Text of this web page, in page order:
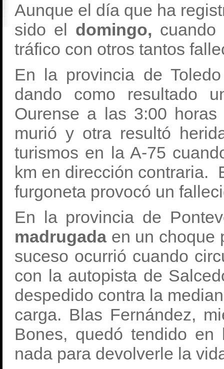
Aunque el día que ha
sido el domingo,
tráfico con otros tantos
En la provincia de
dando como resultado
Ourense a las 3:00
murió y otra resultó
turismos en la A-75
km en dirección contraria.
furgoneta provocó un
En la provincia de
madrugada en un choque
suceso ocurrió cuando
con la autopista de
despedido contra la
carga. Blas Fernández,
Bones, quedó tendido
nada para devolverle la